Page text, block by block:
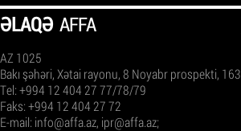
ƏLAQƏ AFFA
AZ 1025
Bakı şəhəri, Xətai rayonu, 8 Noyabr prospekti, 163
Tel: +994 12 404 27 77/78/79
Faks: +994 12 404 27 72
E-mail: info@affa.az, ipr@affa.az;